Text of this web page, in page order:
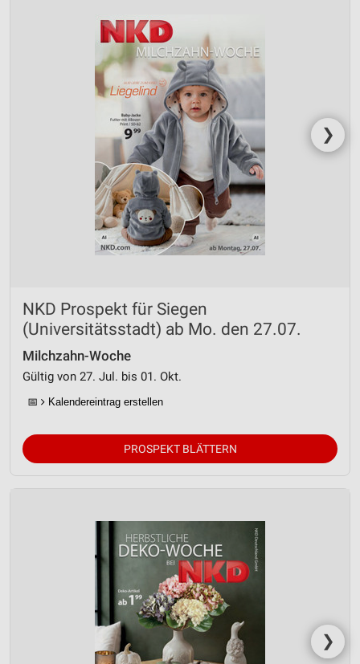
❯
NKD Prospekt für Siegen
(Universitätsstadt) ab Mo. den 27.07.
Milchzahn-Woche
Gültig von 27. Jul. bis 01. Okt.
📅 Kalendereintrag erstellen
PROSPEKT BLÄTTERN
❯